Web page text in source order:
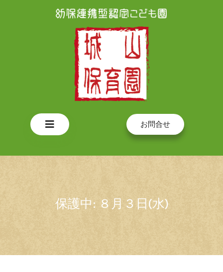
Open
お問合せ
保護中: ８月３日(水)